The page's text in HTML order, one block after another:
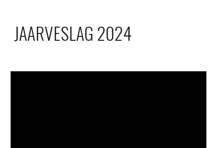
JAARVESLAG 2024